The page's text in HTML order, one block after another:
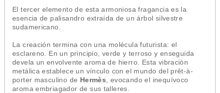
El tercer elemento de esta armoniosa fragancia es la
esencia de palisandro extraída de un árbol silvestre
sudamericano.
La creación termina con una molécula futurista: el
esclareno. En un principio, verde y terroso y enseguida
devela un envolvente aroma de hierro. Esta vibración
metálica establece un vínculo con el mundo del prêt-à-
porter masculino de Hermès , evocando el inequívoco
aroma embriagador de sus talleres.